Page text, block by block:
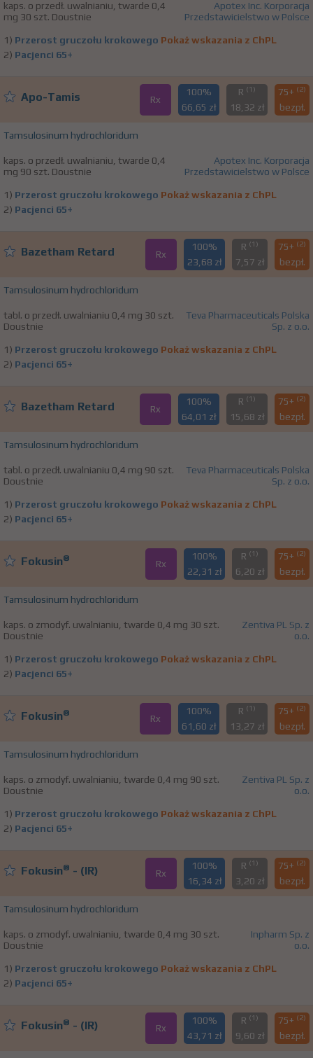
kaps. o przedł. uwalnianiu, twarde 0,4
mg 30 szt. Doustnie
Apotex Inc. Korporacja
Przedstawicielstwo w Polsce
1) Przerost gruczołu krokowego Pokaż wskazania z ChPL
2) Pacjenci 65+
Apo-Tamis Rx
100%
66,65 zł
R (1)
18,32 zł
75+ (2)
bezpł.
Tamsulosinum hydrochloridum
kaps. o przedł. uwalnianiu, twarde 0,4
mg 90 szt. Doustnie
Apotex Inc. Korporacja
Przedstawicielstwo w Polsce
1) Przerost gruczołu krokowego Pokaż wskazania z ChPL
2) Pacjenci 65+
Bazetham Retard Rx
100%
23,68 zł
R (1)
7,57 zł
75+ (2)
bezpł.
Tamsulosinum hydrochloridum
tabl. o przedł. uwalnianiu 0,4 mg 30 szt.
Doustnie
Teva Pharmaceuticals Polska
Sp. z o.o.
1) Przerost gruczołu krokowego Pokaż wskazania z ChPL
2) Pacjenci 65+
Bazetham Retard Rx
100%
64,01 zł
R (1)
15,68 zł
75+ (2)
bezpł.
Tamsulosinum hydrochloridum
tabl. o przedł. uwalnianiu 0,4 mg 90 szt.
Doustnie
Teva Pharmaceuticals Polska
Sp. z o.o.
1) Przerost gruczołu krokowego Pokaż wskazania z ChPL
2) Pacjenci 65+
Fokusin® Rx
100%
22,31 zł
R (1)
6,20 zł
75+ (2)
bezpł.
Tamsulosinum hydrochloridum
kaps. o zmodyf. uwalnianiu, twarde 0,4 mg 30 szt.
Doustnie
Zentiva PL Sp. z
o.o.
1) Przerost gruczołu krokowego Pokaż wskazania z ChPL
2) Pacjenci 65+
Fokusin® Rx
100%
61,60 zł
R (1)
13,27 zł
75+ (2)
bezpł.
Tamsulosinum hydrochloridum
kaps. o zmodyf. uwalnianiu, twarde 0,4 mg 90 szt.
Doustnie
Zentiva PL Sp. z
o.o.
1) Przerost gruczołu krokowego Pokaż wskazania z ChPL
2) Pacjenci 65+
Fokusin® - (IR) Rx
100%
16,34 zł
R (1)
3,20 zł
75+ (2)
bezpł.
Tamsulosinum hydrochloridum
kaps. o zmodyf. uwalnianiu, twarde 0,4 mg 30 szt.
Doustnie
Inpharm Sp. z
o.o.
1) Przerost gruczołu krokowego Pokaż wskazania z ChPL
2) Pacjenci 65+
Fokusin® - (IR) Rx
100%
43,71 zł
R (1)
9,60 zł
75+ (2)
bezpł.